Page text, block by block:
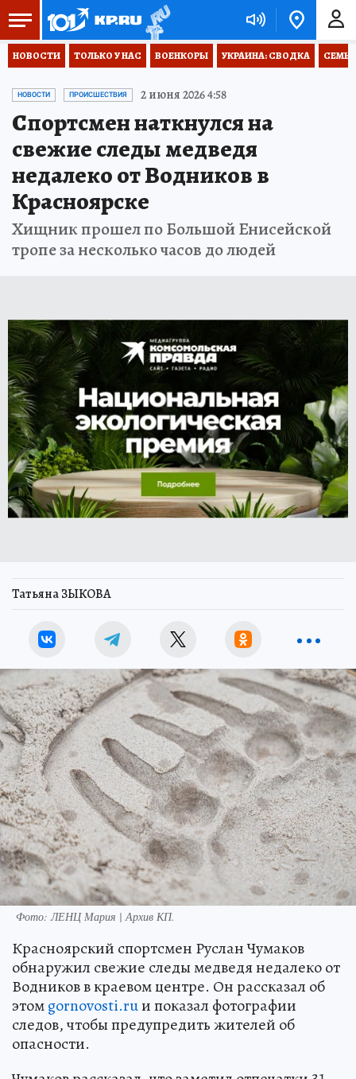
НОВОСТИ ТОЛЬКО У НАС ВОЕНКОРЫ УКРАИНА: СВОДКА
НОВОСТИ ПРОИСШЕСТВИЯ 2 июня 2026 4:58
Спортсмен наткнулся на
свежие следы медведя
недалеко от Водников в
Красноярске
Хищник прошел по Большой Енисейской
тропе за несколько часов до людей
Татьяна ЗЫКОВА
Фото:ЛЕНЦ Мария | Архив КП.
Красноярский спортсмен Руслан Чумаков
обнаружил свежие следы медведя недалеко от
Водников в краевом центре. Он рассказал об
этомgornovosti.ruи показал фотографии
следов, чтобы предупредить жителей об
опасности.